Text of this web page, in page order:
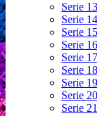
Serie 13
Serie 14
Serie 15
Serie 16
Serie 17
Serie 18
Serie 19
Serie 20
Serie 21